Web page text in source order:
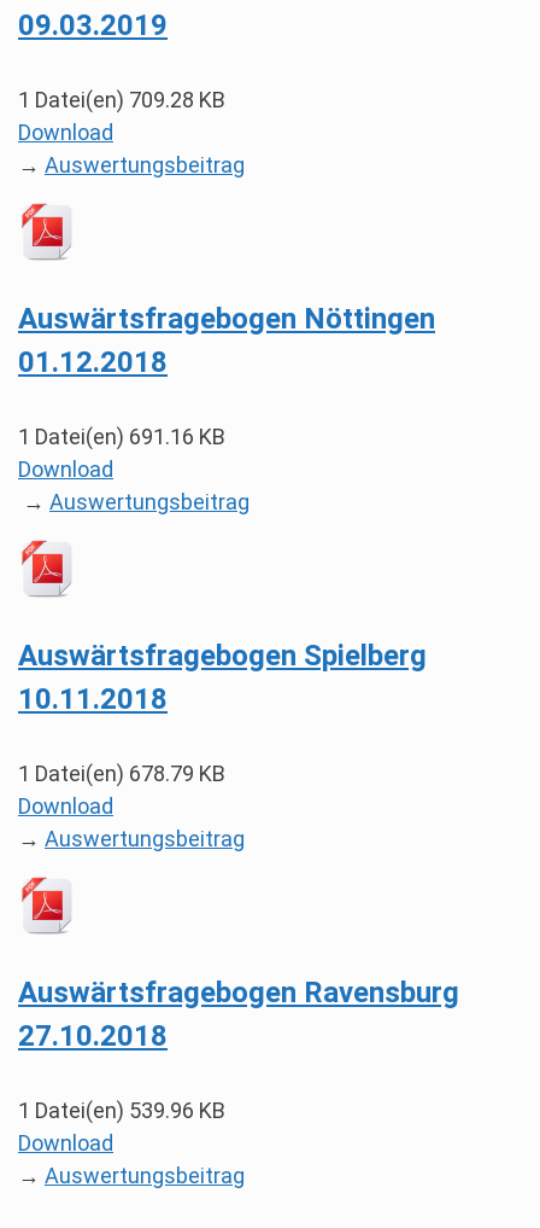
09.03.2019
1 Datei(en) 709.28 KB
Download
→ Auswertungsbeitrag
Auswärtsfragebogen Nöttingen
01.12.2018
1 Datei(en) 691.16 KB
Download
→ Auswertungsbeitrag
Auswärtsfragebogen Spielberg
10.11.2018
1 Datei(en) 678.79 KB
Download
→ Auswertungsbeitrag
Auswärtsfragebogen Ravensburg
27.10.2018
1 Datei(en) 539.96 KB
Download
→ Auswertungsbeitrag